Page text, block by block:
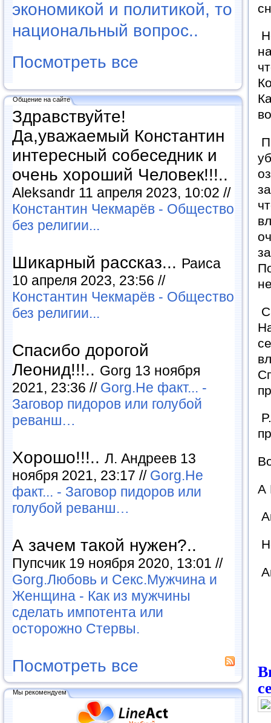
экономикой и политикой, то
национальный вопрос..
Посмотреть все
Общение на сайте
Здравствуйте!
Да,уважаемый Константин
интересный собеседник и
очень хороший Человек!!!..
Aleksandr 11 апреля 2023, 10:02 //
Константин Чекмарёв - Общество
без религии...
Шикарный рассказ... Раиса
10 апреля 2023, 23:56 //
Константин Чекмарёв - Общество
без религии...
Спасибо дорогой
Леонид!!!.. Gorg 13 ноября
2021, 23:36 // Gorg.Не факт... -
Заговор пидоров или голубой
реванш…
Хорошо!!!.. Л. Андреев 13
ноября 2021, 23:17 // Gorg.Не
факт... - Заговор пидоров или
голубой реванш…
А зачем такой нужен?..
Пупсчик 19 ноября 2020, 13:01 //
Gorg.Любовь и Секс.Мужчина и
Женщина - Как из мужчины
сделать импотента или
осторожно Стервы.
Посмотреть все
Мы рекомендуем
А